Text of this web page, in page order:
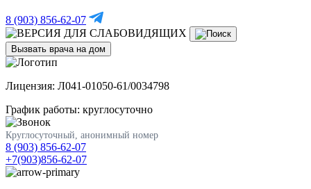
8 (903) 856-62-07
Вызвать врача на дом
Лицензия: Л041-01050-61/0034798
График работы: круглосуточно
Круглосуточный, анонимный номер
8 (903) 856-62-07
+7(903)856-62-07